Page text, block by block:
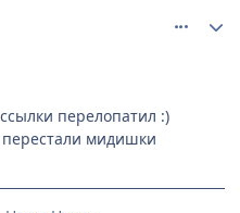
перелопатил :)
перестали мидишки